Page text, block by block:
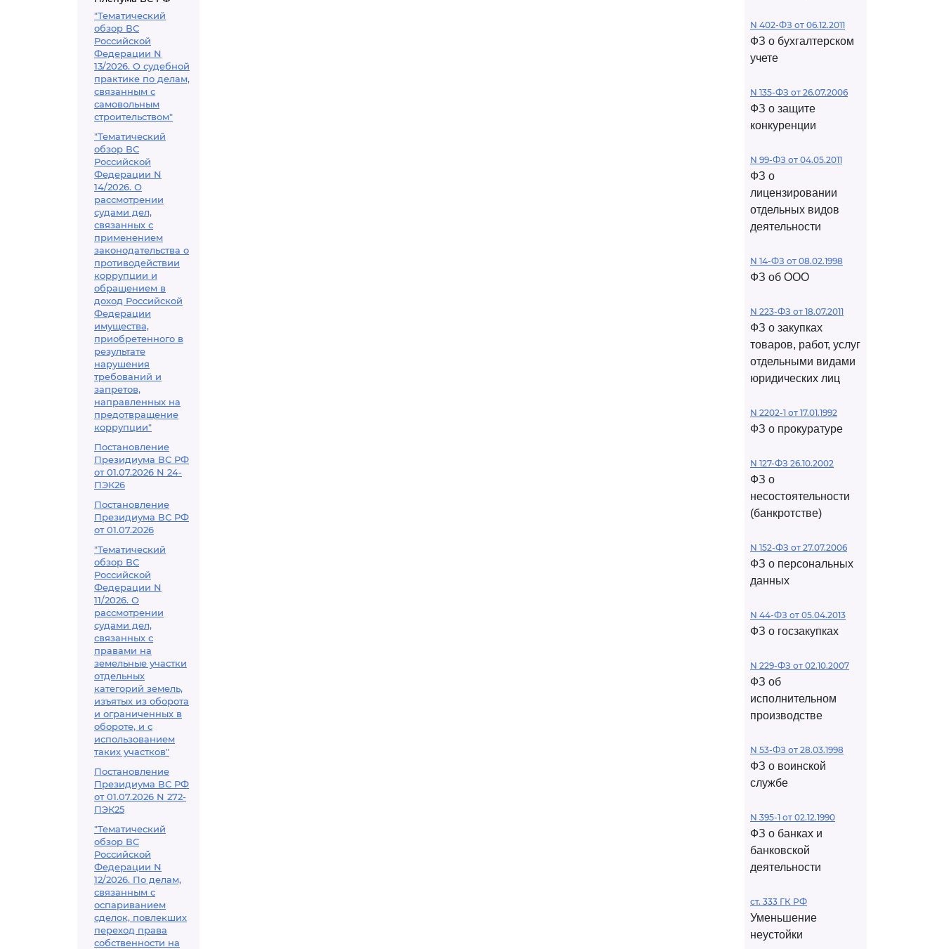
"Тематический
обзор ВС
Российской
Федерации N
13/2026. О судебной
практике по делам,
связанным с
самовольным
строительством"
"Тематический
обзор ВС
Российской
Федерации N
14/2026. О
рассмотрении
судами дел,
связанных с
применением
законодательства о
противодействии
коррупции и
обращением в
доход Российской
Федерации
имущества,
приобретенного в
результате
нарушения
требований и
запретов,
направленных на
предотвращение
коррупции"
Постановление
Президиума ВС РФ
от 01.07.2026 N 24-
ПЭК26
Постановление
Президиума ВС РФ
от 01.07.2026
"Тематический
обзор ВС
Российской
Федерации N
11/2026. О
рассмотрении
судами дел,
связанных с
правами на
земельные участки
отдельных
категорий земель,
изъятых из оборота
и ограниченных в
обороте, и с
использованием
таких участков"
Постановление
Президиума ВС РФ
от 01.07.2026 N 272-
ПЭК25
"Тематический
обзор ВС
Российской
Федерации N
12/2026. По делам,
связанным с
оспариванием
сделок, повлекших
переход права
собственности на
N 402-ФЗ от 06.12.2011
ФЗ о бухгалтерском
учете
N 135-ФЗ от 26.07.2006
ФЗ о защите
конкуренции
N 99-ФЗ от 04.05.2011
ФЗ о
лицензировании
отдельных видов
деятельности
N 14-ФЗ от 08.02.1998
ФЗ об ООО
N 223-ФЗ от 18.07.2011
ФЗ о закупках
товаров, работ, услуг
отдельными видами
юридических лиц
N 2202-1 от 17.01.1992
ФЗ о прокуратуре
N 127-ФЗ 26.10.2002
ФЗ о
несостоятельности
(банкротстве)
N 152-ФЗ от 27.07.2006
ФЗ о персональных
данных
N 44-ФЗ от 05.04.2013
ФЗ о госзакупках
N 229-ФЗ от 02.10.2007
ФЗ об
исполнительном
производстве
N 53-ФЗ от 28.03.1998
ФЗ о воинской
службе
N 395-1 от 02.12.1990
ФЗ о банках и
банковской
деятельности
ст. 333 ГК РФ
Уменьшение
неустойки